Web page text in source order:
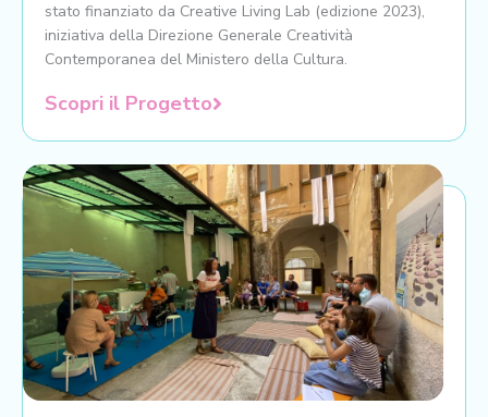
stato finanziato da Creative Living Lab (edizione 2023),
iniziativa della Direzione Generale Creatività
Contemporanea del Ministero della Cultura.
Scopri il Progetto